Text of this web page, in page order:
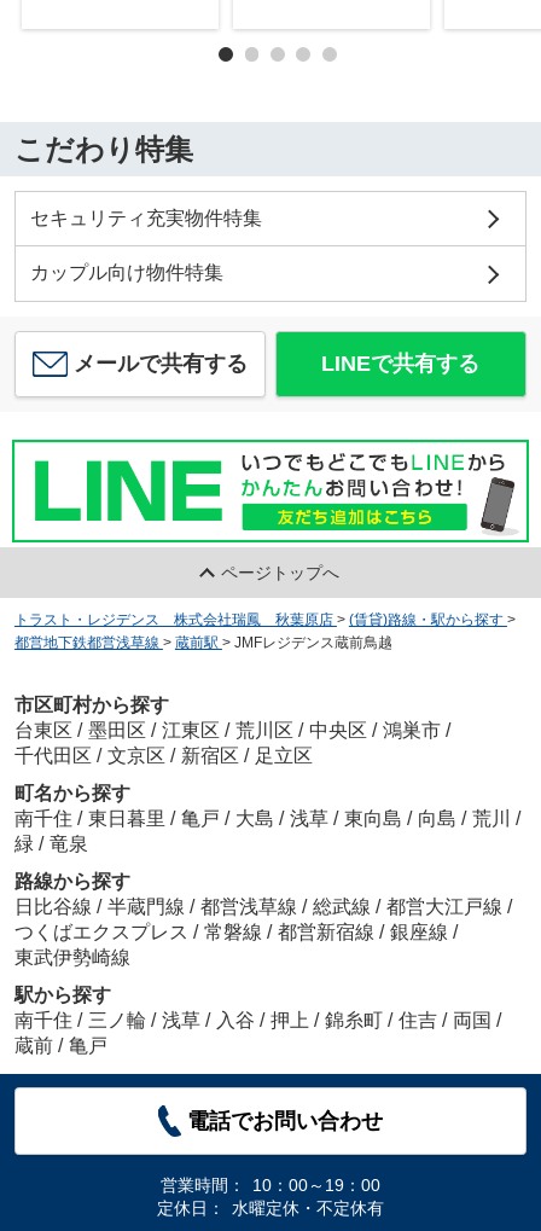
こだわり特集
セキュリティ充実物件特集
カップル向け物件特集
メールで共有する LINEで共有する
ページトップへ
トラスト・レジデンス 株式会社瑞鳳 秋葉原店 > (賃貸)路線・駅から探す >
都営地下鉄都営浅草線 > 蔵前駅 > JMFレジデンス蔵前鳥越
市区町村から探す
台東区 / 墨田区 / 江東区 / 荒川区 / 中央区 / 鴻巣市 /
千代田区 / 文京区 / 新宿区 / 足立区
町名から探す
南千住 / 東日暮里 / 亀戸 / 大島 / 浅草 / 東向島 / 向島 / 荒川 /
緑 / 竜泉
路線から探す
日比谷線 / 半蔵門線 / 都営浅草線 / 総武線 / 都営大江戸線 /
つくばエクスプレス / 常磐線 / 都営新宿線 / 銀座線 /
東武伊勢崎線
駅から探す
南千住 / 三ノ輪 / 浅草 / 入谷 / 押上 / 錦糸町 / 住吉 / 両国 /
蔵前 / 亀戸
電話でお問い合わせ
営業時間：
10：00～19：00
定休日：
水曜定休・不定休有